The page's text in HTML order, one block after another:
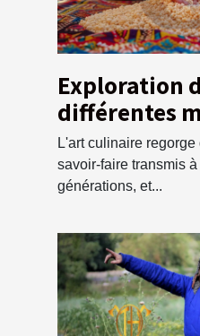
Exploration
différentes
préparer la
couscous
L'art culinaire
savoir-faire transmis
générations, et...